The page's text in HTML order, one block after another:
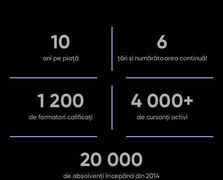
10
ani pe piață
6
țări și numărătoarea continuă!
1 200
de formatori calificați
4 000+
de cursanți activi
20 000
de absolvenți începând din 2014